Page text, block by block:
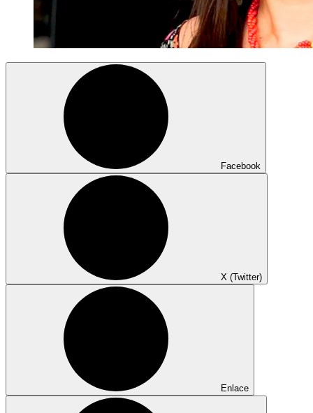
Facebook
X (Twitter)
Enlace